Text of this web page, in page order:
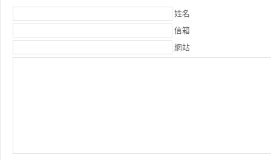
姓名
信箱
網站